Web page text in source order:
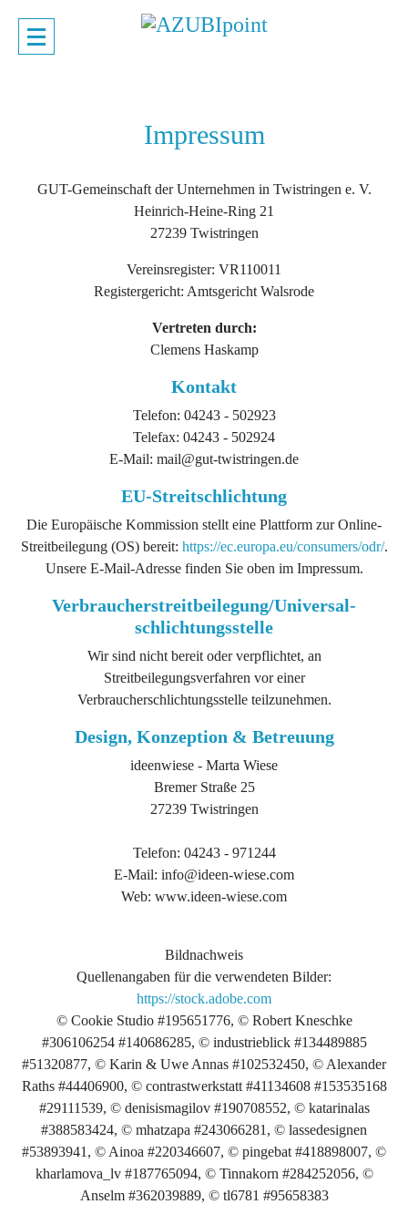
Impressum
GUT-Gemeinschaft der Unternehmen in Twistringen e. V.
Heinrich-Heine-Ring 21
27239 Twistringen
Vereinsregister: VR110011
Registergericht: Amtsgericht Walsrode
Vertreten durch:
Clemens Haskamp
Kontakt
Telefon: 04243 - 502923
Telefax: 04243 - 502924
E-Mail: mail@gut-twistringen.de
EU-Streitschlichtung
Die Europäische Kommission stellt eine Plattform zur Online-
Streitbeilegung (OS) bereit: https://ec.europa.eu/consumers/odr/.
Unsere E-Mail-Adresse finden Sie oben im Impressum.
Verbraucher­streit­beilegung/Universal­
schlichtungs­stelle
Wir sind nicht bereit oder verpflichtet, an
Streitbeilegungsverfahren vor einer
Verbraucherschlichtungsstelle teilzunehmen.
Design, Konzeption & Betreuung
ideenwiese - Marta Wiese
Bremer Straße 25
27239 Twistringen
Telefon: 04243 - 971244
E-Mail: info@ideen-wiese.com
Web: www.ideen-wiese.com
Bildnachweis
Quellenangaben für die verwendeten Bilder:
https://stock.adobe.com
© Cookie Studio #195651776, © Robert Kneschke
#306106254 #140686285, © industrieblick #134489885
#51320877, © Karin & Uwe Annas #102532450, © Alexander
Raths #44406900, © contrastwerkstatt #41134608 #153535168
#29111539, © denisismagilov #190708552, © katarinalas
#388583424, © mhatzapa #243066281, © lassedesignen
#53893941, © Ainoa #220346607, © pingebat #418898007, ©
kharlamova_lv #187765094, © Tinnakorn #284252056, ©
Anselm #362039889, © tl6781 #95658383